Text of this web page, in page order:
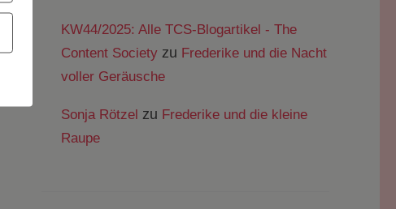
KW44/2025: Alle TCS-Blogartikel - The
Content Society zu Frederike und die Nacht
voller Geräusche
Sonja Rötzel zu Frederike und die kleine
Raupe